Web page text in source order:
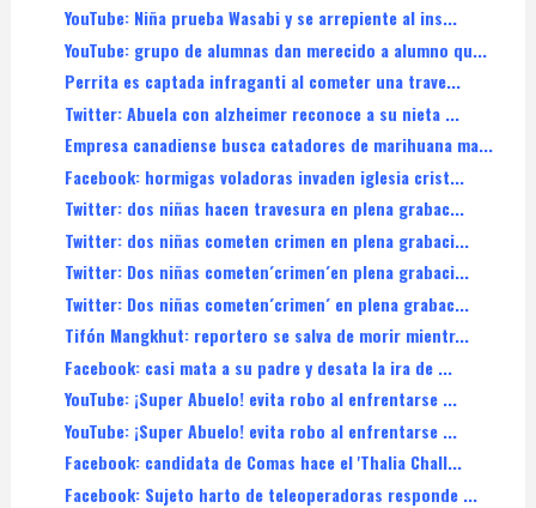
YouTube: Niña prueba Wasabi y se arrepiente al ins...
YouTube: grupo de alumnas dan merecido a alumno qu...
Perrita es captada infraganti al cometer una trave...
Twitter: Abuela con alzheimer reconoce a su nieta ...
Empresa canadiense busca catadores de marihuana ma...
Facebook: hormigas voladoras invaden iglesia crist...
Twitter: dos niñas hacen travesura en plena grabac...
Twitter: dos niñas cometen crimen en plena grabaci...
Twitter: Dos niñas cometen´crimen´en plena grabaci...
Twitter: Dos niñas cometen´crimen´ en plena grabac...
Tifón Mangkhut: reportero se salva de morir mientr...
Facebook: casi mata a su padre y desata la ira de ...
YouTube: ¡Super Abuelo! evita robo al enfrentarse ...
YouTube: ¡Super Abuelo! evita robo al enfrentarse ...
Facebook: candidata de Comas hace el 'Thalia Chall...
Facebook: Sujeto harto de teleoperadoras responde ...